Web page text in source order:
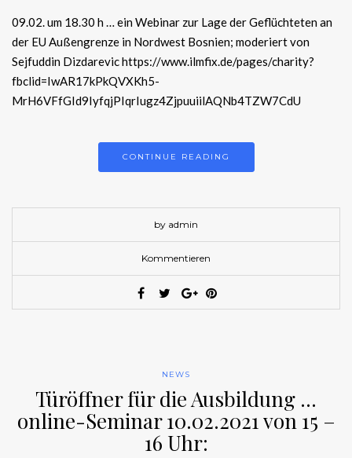
09.02. um 18.30 h … ein Webinar zur Lage der Geflüchteten an
der EU Außengrenze in Nordwest Bosnien; moderiert von
Sejfuddin Dizdarevic https://www.ilmfix.de/pages/charity?
fbclid=IwAR17kPkQVXKh5-
MrH6VFfGId9IyfqjPIqrIugz4ZjpuuiilAQNb4TZW7CdU
CONTINUE READING
by admin
Kommentieren
NEWS
Türöffner für die Ausbildung …
online-Seminar 10.02.2021 von 15 –
16 Uhr: